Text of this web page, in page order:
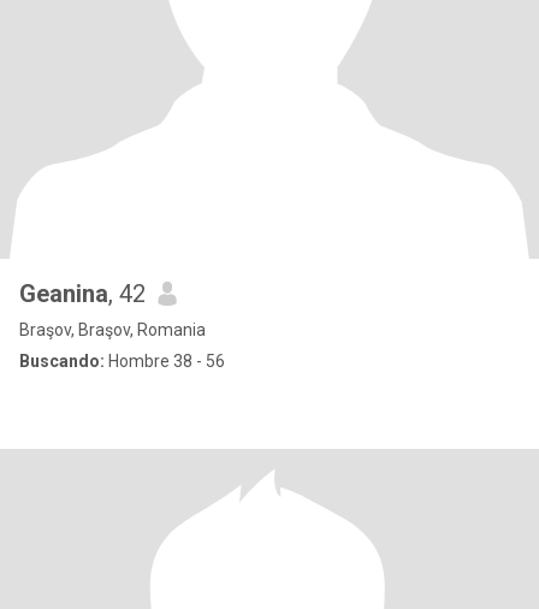
Geanina, 42
Braşov, Braşov, Romania
Buscando: Hombre 38 - 56